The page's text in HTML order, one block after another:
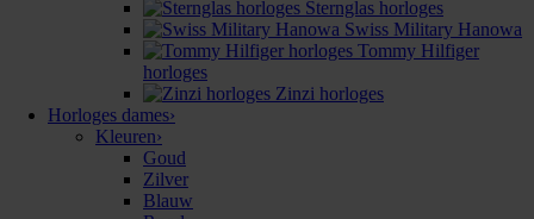
Sternglas horloges
Swiss Military Hanowa
Tommy Hilfiger
horloges
Zinzi horloges
Horloges dames›
Kleuren›
Goud
Zilver
Blauw